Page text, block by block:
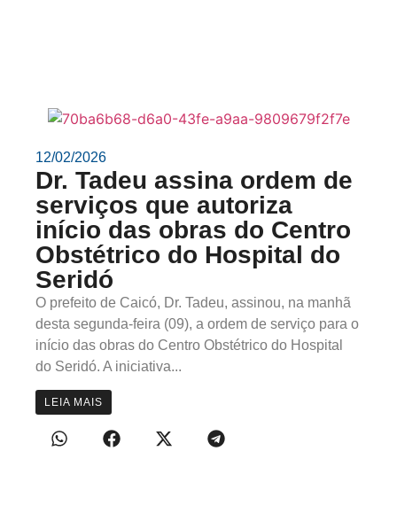
12/02/2026
Dr. Tadeu assina ordem de
serviços que autoriza
início das obras do Centro
Obstétrico do Hospital do
Seridó
O prefeito de Caicó, Dr. Tadeu, assinou, na manhã
desta segunda-feira (09), a ordem de serviço para o
início das obras do Centro Obstétrico do Hospital
do Seridó. A iniciativa...
LEIA MAIS